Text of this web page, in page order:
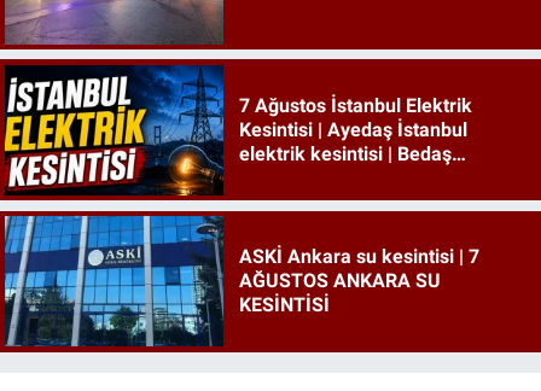
7 Ağustos İstanbul Elektrik
Kesintisi | Ayedaş İstanbul
elektrik kesintisi | Bedaş
ASKİ Ankara su kesintisi | 7
AĞUSTOS ANKARA SU
KESİNTİSİ